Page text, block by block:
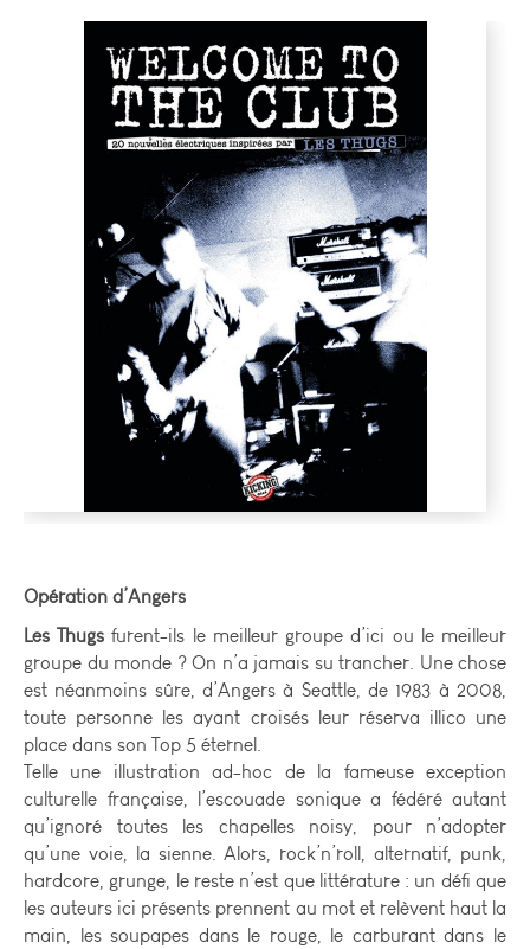
Opération d’Angers
Les Thugs furent-ils le meilleur groupe d’ici ou le meilleur
groupe du monde ? On n’a jamais su trancher. Une chose
est néanmoins sûre, d’Angers à Seattle, de 1983 à 2008,
toute personne les ayant croisés leur réserva illico une
place dans son Top 5 éternel.
Telle une illustration ad-hoc de la fameuse exception
culturelle française, l’escouade sonique a fédéré autant
qu’ignoré toutes les chapelles noisy, pour n’adopter
qu’une voie, la sienne. Alors, rock’n’roll, alternatif, punk,
hardcore, grunge, le reste n’est que littérature : un défi que
les auteurs ici présents prennent au mot et relèvent haut la
main, les soupapes dans le rouge, le carburant dans le